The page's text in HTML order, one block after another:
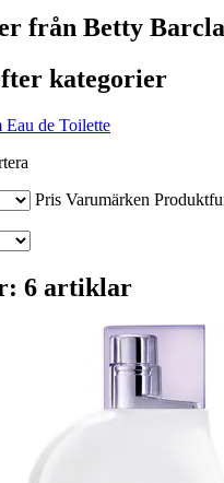
från Betty
kategorier
Eau de Toilette
Pris Varumärken
6 artiklar